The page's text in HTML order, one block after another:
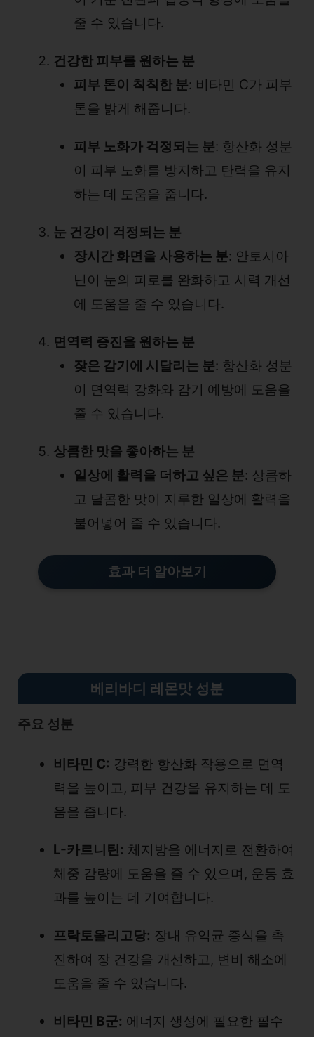
줄 수 있습니다.
건강한 피부를 원하는 분
피부 톤이 칙칙한 분: 비타민 C가 피부
톤을 밝게 해줍니다.
피부 노화가 걱정되는 분: 항산화 성분
이 피부 노화를 방지하고 탄력을 유지
하는 데 도움을 줍니다.
눈 건강이 걱정되는 분
장시간 화면을 사용하는 분: 안토시아
닌이 눈의 피로를 완화하고 시력 개선
에 도움을 줄 수 있습니다.
면역력 증진을 원하는 분
잦은 감기에 시달리는 분: 항산화 성분
이 면역력 강화와 감기 예방에 도움을
줄 수 있습니다.
상큼한 맛을 좋아하는 분
일상에 활력을 더하고 싶은 분: 상큼하
고 달콤한 맛이 지루한 일상에 활력을
불어넣어 줄 수 있습니다.
효과 더 알아보기
베리바디 레몬맛 성분
주요 성분
비타민 C: 강력한 항산화 작용으로 면역
력을 높이고, 피부 건강을 유지하는 데 도
움을 줍니다.
L-카르니틴: 체지방을 에너지로 전환하여
체중 감량에 도움을 줄 수 있으며, 운동 효
과를 높이는 데 기여합니다.
프락토올리고당: 장내 유익균 증식을 촉
진하여 장 건강을 개선하고, 변비 해소에
도움을 줄 수 있습니다.
비타민 B군: 에너지 생성에 필요한 필수